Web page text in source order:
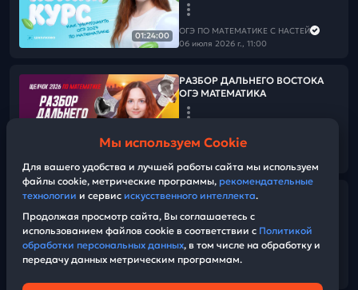
01:24:00
ОГЭ ПО МАТЕМАТИКЕ С НАСТЕЙ
06 июля 2026 г., 11:00
РАЗБОР ДАЛЬНЕГО ВОСТОКА
ОГЭ МАТЕМАТИКА
02 июня 2026 г., 03:00
04:44:13
СЛИВ ОГЭ по математике
ОГЭ ПО МАТЕМАТИКЕ С НАСТЕЙ
01 июня 2026 г., 11:10
Мы используем Cookie
Для вашего удобства и лучшей работы сайта мы используем
файлы cookie, метрические программы, рекомендательные
технологии и сервис искусственного интеллекта.
Продолжая просмотр сайта, Вы соглашаетесь с
использованием файлов cookie в соответствии с Политикой
обработки персональных данных, в том числе на обработку и
передачу данных метрическим программам.